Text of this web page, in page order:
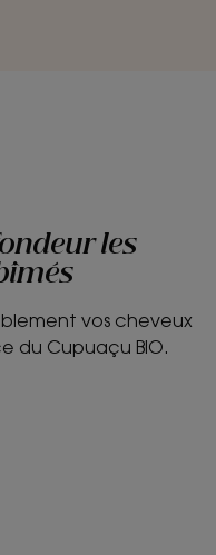
les
vos cheveux
du Cupuaçu BIO.